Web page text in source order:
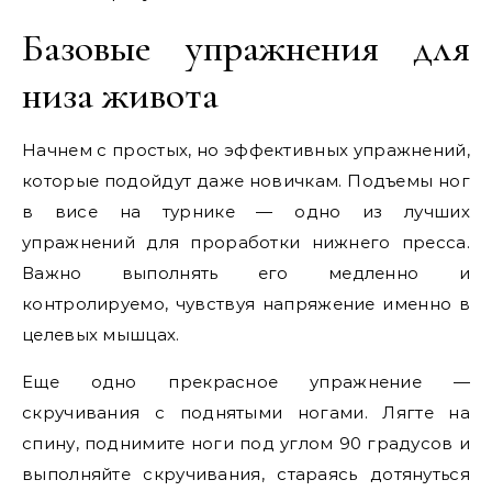
Базовые упражнения для
низа живота
Начнем с простых, но эффективных упражнений,
которые подойдут даже новичкам. Подъемы ног
в висе на турнике — одно из лучших
упражнений для проработки нижнего пресса.
Важно выполнять его медленно и
контролируемо, чувствуя напряжение именно в
целевых мышцах.
Еще одно прекрасное упражнение —
скручивания с поднятыми ногами. Лягте на
спину, поднимите ноги под углом 90 градусов и
выполняйте скручивания, стараясь дотянуться